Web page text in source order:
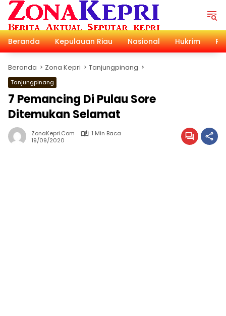
Langsung
konten
Beranda
Kepulauan Riau Nasional Hukrim
Beranda Zona Kepri Tanjungpinang
Tanjungpinang
7 Pemancing Di Pulau Sore
Ditemukan Selamat
ZonaKepri.com
1 Min Baca
19/09/2020